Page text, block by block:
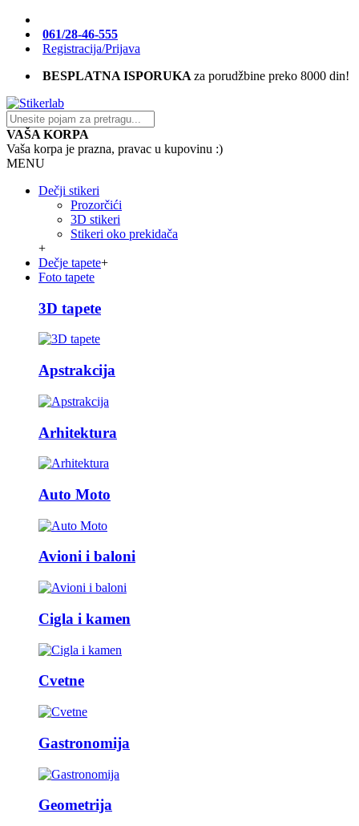
061/28-46-555
Registracija/Prijava
BESPLATNA ISPORUKA za porudžbine preko 8000 din!
VAŠA KORPA
Vaša korpa je prazna, pravac u kupovinu :)
MENU
Dečji stikeri
Prozorčići
3D stikeri
Stikeri oko prekidača
+
Dečje tapete+
Foto tapete
3D tapete
Apstrakcija
Arhitektura
Auto Moto
Avioni i baloni
Cigla i kamen
Cvetne
Gastronomija
Geometrija